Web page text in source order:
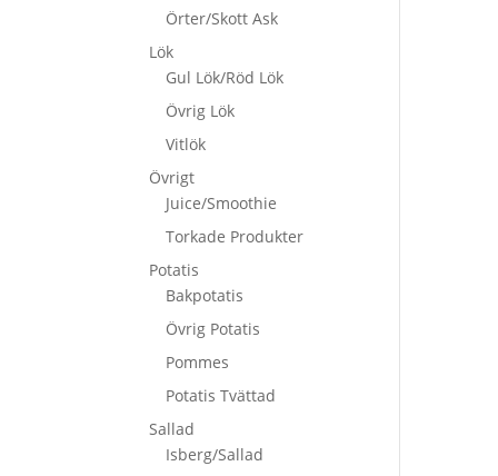
Örter/Skott Ask
Lök
Gul Lök/Röd Lök
Övrig Lök
Vitlök
Övrigt
Juice/Smoothie
Torkade Produkter
Potatis
Bakpotatis
Övrig Potatis
Pommes
Potatis Tvättad
Sallad
Isberg/Sallad